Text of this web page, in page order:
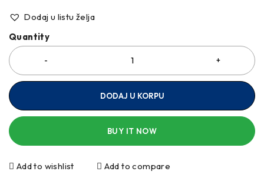
Dodaj u listu želja
Quantity
DODAJ U KORPU
BUY IT NOW
Add to wishlist Add to compare